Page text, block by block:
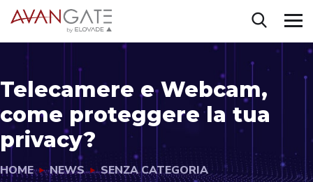
Telecamere e Webcam,
come proteggere la tua
privacy?
HOME NEWS
SENZA CATEGORIA